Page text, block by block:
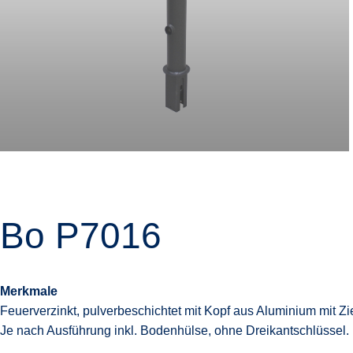
Bo P7016
Merkmale
Feuerverzinkt, pulverbeschichtet mit Kopf aus Aluminium mit
Je nach Ausführung inkl. Bodenhülse, ohne Dreikantschlüssel.